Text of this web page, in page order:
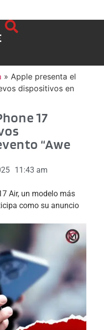
» Apple presenta el
dispositivos en
17
“Awe
11:43 am
Air, un modelo más
como su anuncio